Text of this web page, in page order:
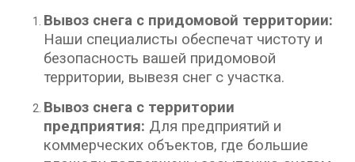
Вывоз снега с придомовой территории:
Наши специалисты обеспечат чистоту и
безопасность вашей придомовой
территории, вывезя снег с участка.
Вывоз снега с территории
предприятия: Для предприятий и
коммерческих объектов, где большие